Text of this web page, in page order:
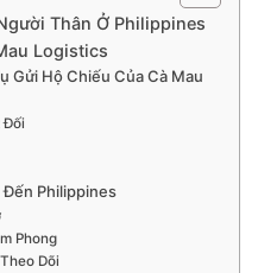
Thân Ở Philippines
Logistics
Gửi Hộ Chiếu Của Cà Mau
Đối
Đến Philippines
Phong
Dõi